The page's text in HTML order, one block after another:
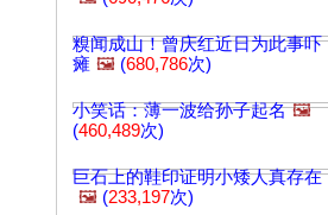
糗闻成山！曾庆红近日为此事吓
瘫 🖼️ (680,786次)
小笑话：薄一波给孙子起名 🖼️
(460,489次)
巨石上的鞋印证明小矮人真存在
🖼️ (233,197次)